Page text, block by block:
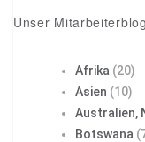
Unser Mitarbeiterblog
Afrika (20)
Asien (10)
Australien,
Botswana